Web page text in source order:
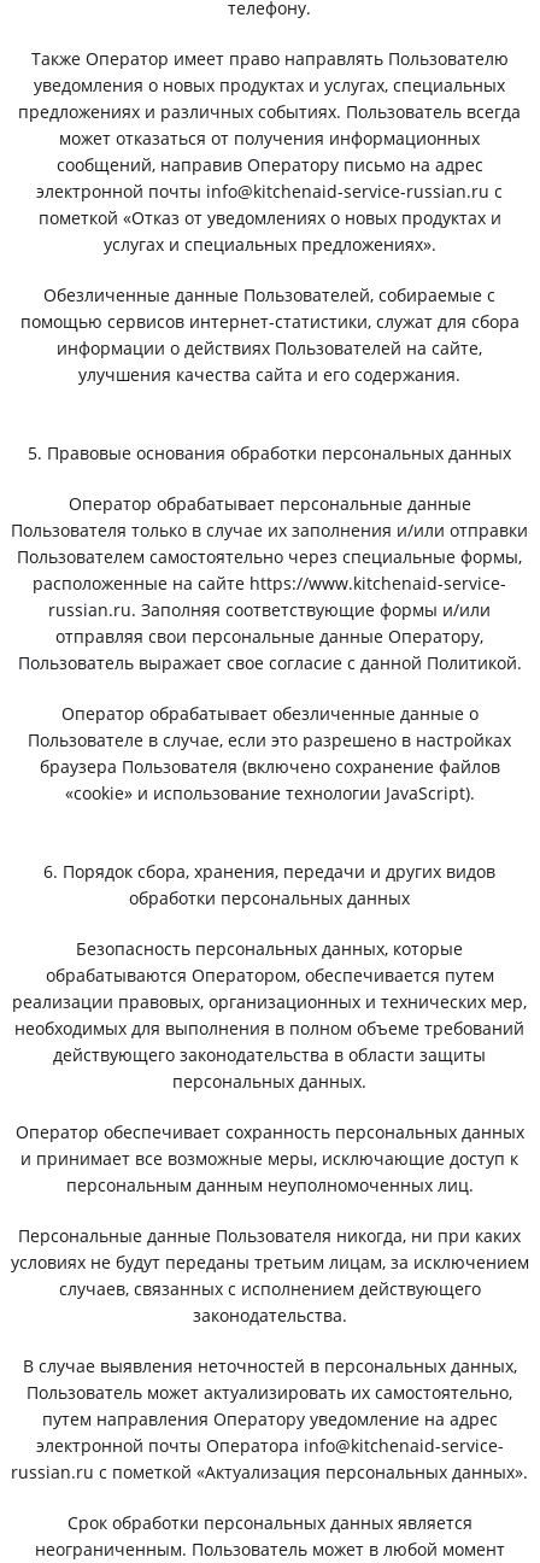
телефону.
Также Оператор имеет право направлять Пользователю
уведомления о новых продуктах и услугах, специальных
предложениях и различных событиях. Пользователь всегда
может отказаться от получения информационных
сообщений, направив Оператору письмо на адрес
электронной почты info@kitchenaid-service-russian.ru с
пометкой «Отказ от уведомлениях о новых продуктах и
услугах и специальных предложениях».
Обезличенные данные Пользователей, собираемые с
помощью сервисов интернет-статистики, служат для сбора
информации о действиях Пользователей на сайте,
улучшения качества сайта и его содержания.
5. Правовые основания обработки персональных данных
Оператор обрабатывает персональные данные
Пользователя только в случае их заполнения и/или отправки
Пользователем самостоятельно через специальные формы,
расположенные на сайте https://www.kitchenaid-service-
russian.ru. Заполняя соответствующие формы и/или
отправляя свои персональные данные Оператору,
Пользователь выражает свое согласие с данной Политикой.
Оператор обрабатывает обезличенные данные о
Пользователе в случае, если это разрешено в настройках
браузера Пользователя (включено сохранение файлов
«cookie» и использование технологии JavaScript).
6. Порядок сбора, хранения, передачи и других видов
обработки персональных данных
Безопасность персональных данных, которые
обрабатываются Оператором, обеспечивается путем
реализации правовых, организационных и технических мер,
необходимых для выполнения в полном объеме требований
действующего законодательства в области защиты
персональных данных.
Оператор обеспечивает сохранность персональных данных
и принимает все возможные меры, исключающие доступ к
персональным данным неуполномоченных лиц.
Персональные данные Пользователя никогда, ни при каких
условиях не будут переданы третьим лицам, за исключением
случаев, связанных с исполнением действующего
законодательства.
В случае выявления неточностей в персональных данных,
Пользователь может актуализировать их самостоятельно,
путем направления Оператору уведомление на адрес
электронной почты Оператора info@kitchenaid-service-
russian.ru с пометкой «Актуализация персональных данных».
Срок обработки персональных данных является
неограниченным. Пользователь может в любой момент